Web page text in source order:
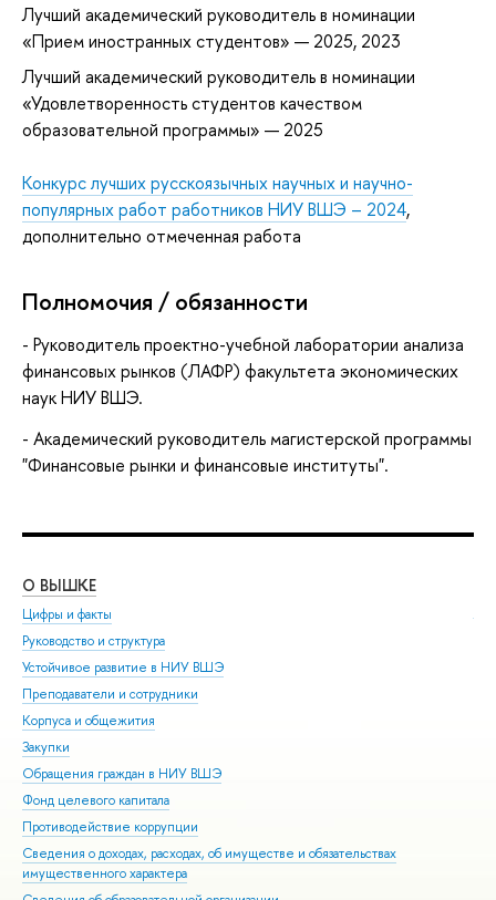
Лучший академический руководитель в номинации
«Прием иностранных студентов» — 2025, 2023
Лучший академический руководитель в номинации
«Удовлетворенность студентов качеством
образовательной программы» — 2025
Конкурс лучших русскоязычных научных и научно-
популярных работ работников НИУ ВШЭ – 2024,
дополнительно отмеченная работа
Полномочия / обязанности
- Руководитель проектно-учебной лаборатории анализа
финансовых рынков (ЛАФР) факультета экономических
наук НИУ ВШЭ.
- Академический руководитель магистерской программы
"Финансовые рынки и финансовые институты".
О ВЫШКЕ
Цифры и факты
Руководство и структура
Устойчивое развитие в НИУ ВШЭ
Преподаватели и сотрудники
Корпуса и общежития
Закупки
Обращения граждан в НИУ ВШЭ
Фонд целевого капитала
Противодействие коррупции
Сведения о доходах, расходах, об имуществе и обязательствах
имущественного характера